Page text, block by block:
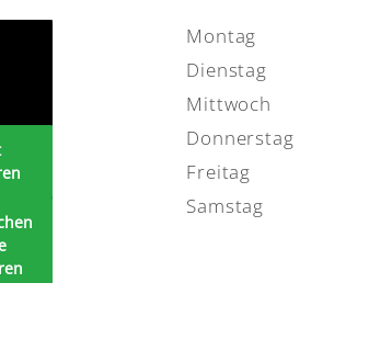
Montag
Dienstag
Mittwoch
Donnerstag
Freitag
Samstag